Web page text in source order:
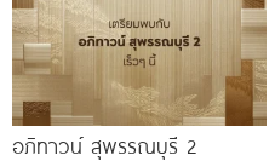
อภิทาวน์ สุพรรณบุรี 2